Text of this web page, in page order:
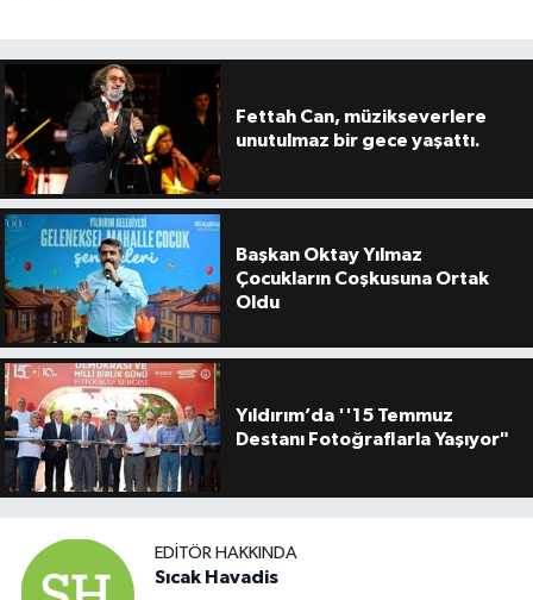
Fettah Can, müzikseverlere
unutulmaz bir gece yaşattı.
Başkan Oktay Yılmaz
Çocukların Coşkusuna Ortak
Oldu
Yıldırım’da ''15 Temmuz
Destanı Fotoğraflarla Yaşıyor"
EDITÖR HAKKINDA
Sıcak Havadis